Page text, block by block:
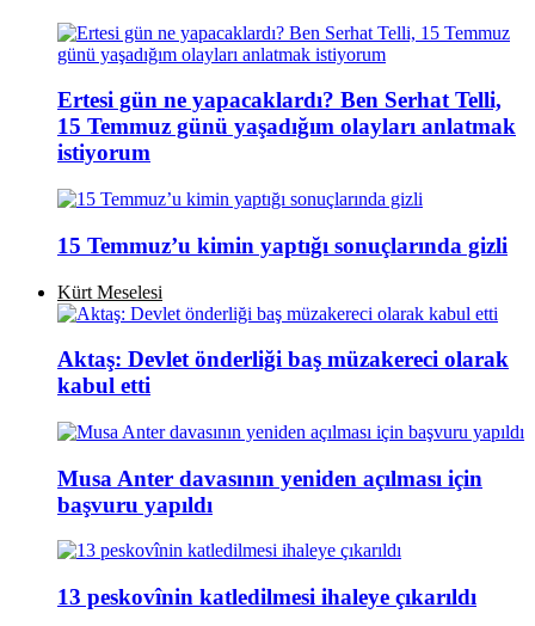
Ertesi gün ne yapacaklardı? Ben Serhat Telli,
15 Temmuz günü yaşadığım olayları anlatmak
istiyorum
15 Temmuz’u kimin yaptığı sonuçlarında gizli
Kürt Meselesi
Aktaş: Devlet önderliği baş müzakereci olarak
kabul etti
Musa Anter davasının yeniden açılması için
başvuru yapıldı
13 peskovînin katledilmesi ihaleye çıkarıldı